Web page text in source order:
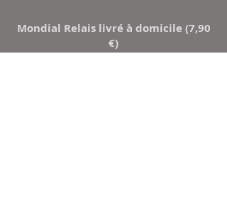
Mondial Relais livré à domicile (7,90
€)